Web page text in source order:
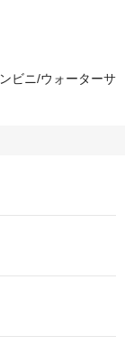
ビニ/ウォーターサ